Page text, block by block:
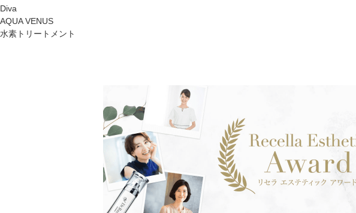
Diva
AQUA VENUS
水素トリートメント